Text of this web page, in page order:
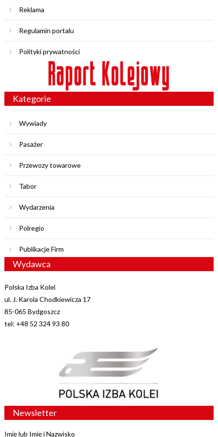
Reklama
Regulamin portalu
Polityki prywatności
Kategorie
Wywiady
Pasażer
Przewozy towarowe
Tabor
Wydarzenia
Polregio
Publikacje Firm
Wydawca
Polska Izba Kolei
ul. J. Karola Chodkiewicza 17
85-065 Bydgoszcz
tel: +48 52 324 93 80
Newsletter
Imię lub Imię i Nazwisko